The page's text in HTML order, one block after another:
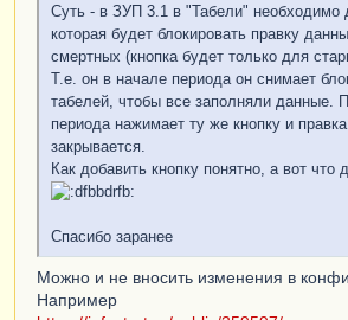
Суть - в ЗУП 3.1 в "Табели" необходимо
которая будет блокировать правку
смертных (кнопка будет только для
Т.е. он в начале периода он снимает
табелей, чтобы все заполняли данные.
периода нажимает ту же кнопку и
закрывается.
Как добавить кнопку понятно, а вот что
Спасибо заранее
Можно и не вносить изменения в
Например